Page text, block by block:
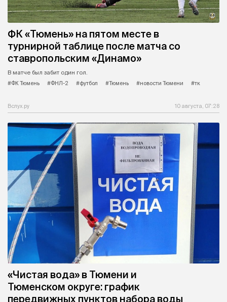
ФК «Тюмень» на пятом месте в
турнирной таблице после матча со
ставропольским «Динамо»
В матче был забит один гол.
#ФК Тюмень
#ФНЛ-2 #футбол #Тюмень #новости Тюмени #тк
Вслух.ру 10 августа, 07:28
«Чистая вода» в Тюмени и
Тюменском округе: график
передвижных пунктов набора воды